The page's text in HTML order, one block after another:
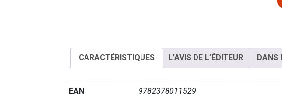
CARACTÉRISTIQUES L’AVIS DE L’ÉDITEUR DANS
EAN 9782378011529